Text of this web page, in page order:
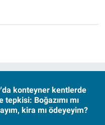
konteyner kentlerde
tepkisi: Boğazımı mı
kira mı ödeyeyim?